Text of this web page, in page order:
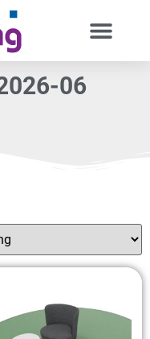
06